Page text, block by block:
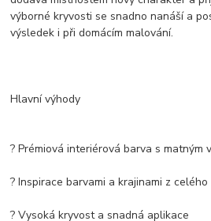
výborné kryvosti se snadno nanáší a
výsledek i při domácím malování.
Hlavní výhody
? Prémiová interiérová barva s matným
? Inspirace barvami a krajinami z celého
? Vysoká kryvost a snadná aplikace